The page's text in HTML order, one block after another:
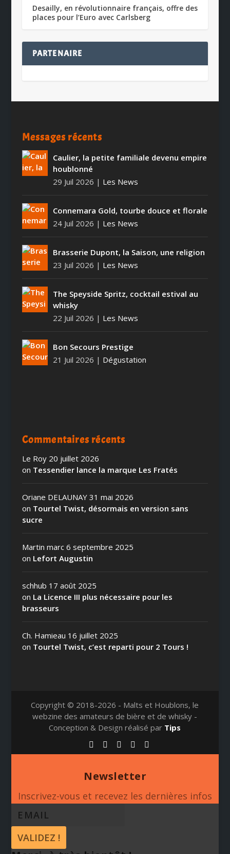
Desailly, en révolutionnaire français, offre des
places pour l’Euro avec Carlsberg
PARTENAIRE
Messages récents
Caulier, la petite familiale devenu empire
houblonné
29 Juil 2026 | Les News
Connemara Gold, tourbe douce et florale
24 Juil 2026 | Les News
Brasserie Dupont, la Saison, une religion
23 Juil 2026 | Les News
The Speyside Spritz, cocktail estival au
whisky
22 Juil 2026 | Les News
Bon Secours Prestige
21 Juil 2026 | Dégustation
Commentaires récents
Le Roy 20 juillet 2026
on Tessendier lance la marque Les Fratés
Oriane DELAUNAY 31 mai 2026
on Tourtel Twist, désormais en version sans
sucre
Martin marc 6 septembre 2025
on Lefort Augustin
schhub 17 août 2025
on La Licence III plus nécessaire pour les
brasseurs
Ch. Hamieau 16 juillet 2025
on Tourtel Twist, c’est reparti pour 2 Tours !
Copyright © 2018-2026 - Malts et Houblons, le
webzine des amateurs de bière et de whisky -
Conception & Design réalisé par Tips
Newsletter
Inscrivez-vous et recevez les dernières infos
VALIDEZ !